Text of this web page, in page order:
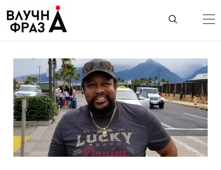
содержимому
Гроші
Життя
Лайфстайл
ТехноНаука
Людина